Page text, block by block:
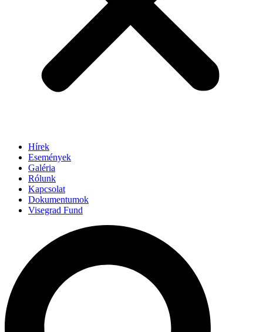
Hírek
Események
Galéria
Rólunk
Kapcsolat
Dokumentumok
Visegrad Fund